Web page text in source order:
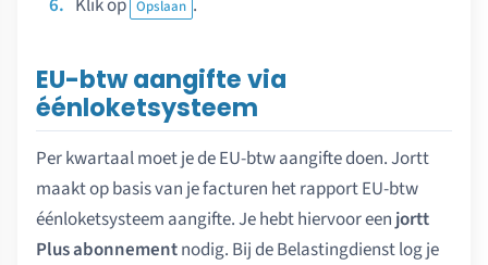
Klik op Opslaan .
EU-btw aangifte via
éénloketsysteem
Per kwartaal moet je de EU-btw aangifte doen. Jortt
maakt op basis van je facturen het rapport EU-btw
éénloketsysteem aangifte. Je hebt hiervoor een jortt
Plus abonnementnodig. Bij de Belastingdienst log je